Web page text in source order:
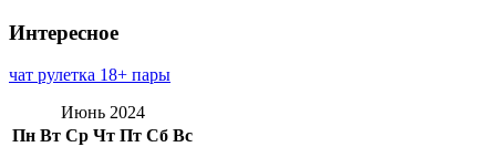
Интересное
чат рулетка 18+ пары
Июнь 2024
Пн Вт Ср Чт Пт Сб Вс